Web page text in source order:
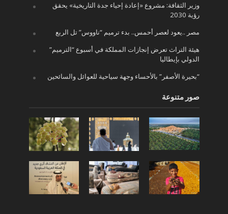
وزير الثقافة: مشروع «إعادة إحياء جدة التاريخية» يحقق
رؤية 2030
مصر ..يعود لعصر أحمس.. بدء ترميم “ناووس” تل الربع
هيئة التراث تعرض إنجازات المملكة في أسبوع “الترميم”
الدولي بإيطاليا
“بحيرة الأصفر” بالأحساء وجهة سياحية للعوائل والسائحين
صور متنوعة